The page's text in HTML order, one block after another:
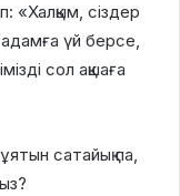
«Халқым, сіздер
үй берсе,
сол ақшаға
сатайық па,